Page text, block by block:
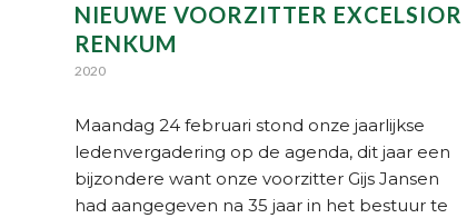
NIEUWE VOORZITTER EXCELSIOR
RENKUM
2020
Maandag 24 februari stond onze jaarlijkse
ledenvergadering op de agenda, dit jaar een
bijzondere want onze voorzitter Gijs Jansen
had aangegeven na 35 jaar in het bestuur te